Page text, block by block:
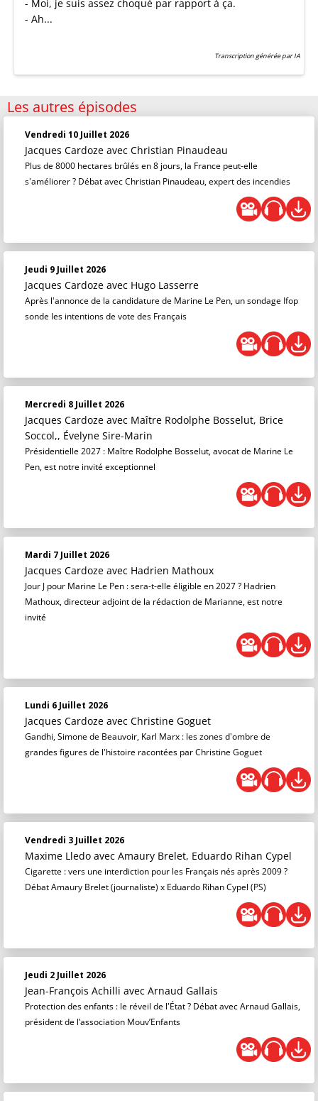
- Moi, je suis assez choqué par rapport à ça.
- Ah...
Transcription générée par IA
Les autres épisodes
Vendredi 10 Juillet 2026
Jacques Cardoze avec Christian Pinaudeau
Plus de 8000 hectares brûlés en 8 jours, la France peut-elle
s'améliorer ? Débat avec Christian Pinaudeau, expert des incendies
Jeudi 9 Juillet 2026
Jacques Cardoze avec Hugo Lasserre
Après l'annonce de la candidature de Marine Le Pen, un sondage Ifop
sonde les intentions de vote des Français
Mercredi 8 Juillet 2026
Jacques Cardoze avec Maître Rodolphe Bosselut, Brice
Soccol,, Évelyne Sire-Marin
Présidentielle 2027 : Maître Rodolphe Bosselut, avocat de Marine Le
Pen, est notre invité exceptionnel
Mardi 7 Juillet 2026
Jacques Cardoze avec Hadrien Mathoux
Jour J pour Marine Le Pen : sera-t-elle éligible en 2027 ? Hadrien
Mathoux, directeur adjoint de la rédaction de Marianne, est notre
invité
Lundi 6 Juillet 2026
Jacques Cardoze avec Christine Goguet
Gandhi, Simone de Beauvoir, Karl Marx : les zones d'ombre de
grandes figures de l'histoire racontées par Christine Goguet
Vendredi 3 Juillet 2026
Maxime Lledo avec Amaury Brelet, Eduardo Rihan Cypel
Cigarette : vers une interdiction pour les Français nés après 2009 ?
Débat Amaury Brelet (journaliste) x Eduardo Rihan Cypel (PS)
Jeudi 2 Juillet 2026
Jean-François Achilli avec Arnaud Gallais
Protection des enfants : le réveil de l'État ? Débat avec Arnaud Gallais,
président de l’association Mouv’Enfants